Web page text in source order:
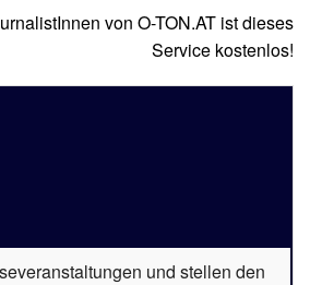
von O-TON.AT ist dieses
Service kostenlos!
und stellen den